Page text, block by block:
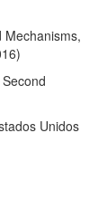
Unidos